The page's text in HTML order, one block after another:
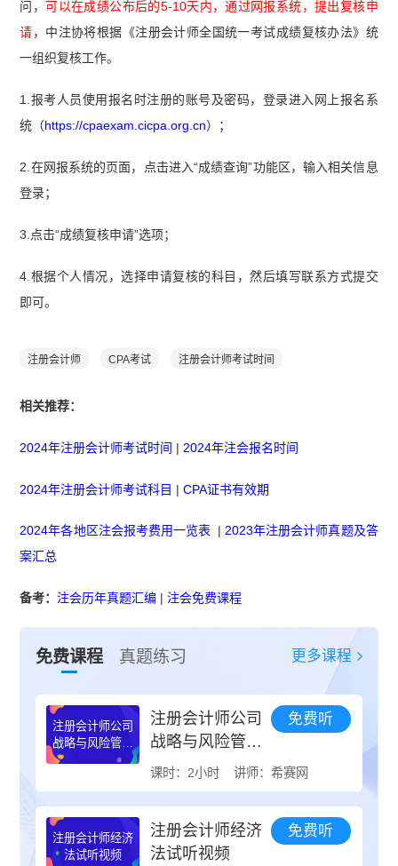
问，可以在成绩公布后的5-10天内，通过网报系统，提出复核申
请，中注协将根据《注册会计师全国统一考试成绩复核办法》统
一组织复核工作。
1.报考人员使用报名时注册的账号及密码，登录进入网上报名系
统（https://cpaexam.cicpa.org.cn）；
2.在网报系统的页面，点击进入“成绩查询”功能区，输入相关信息
登录；
3.点击“成绩复核申请”选项；
4.根据个人情况，选择申请复核的科目，然后填写联系方式提交
即可。
注册会计师 CPA考试 注册会计师考试时间
相关推荐：
2024年注册会计师考试时间 | 2024年注会报名时间
2024年注册会计师考试科目 |CPA证书有效期
2024年各地区注会报考费用一览表 |2023年注册会计师真题及答
案汇总
备考： 注会历年真题汇编 | 注会免费课程
免费课程 真题练习 更多课程
注册会计师公司
战略与风险管理
注册会计师公司
战略与风险管理
试听视频
免费听
课时：2小时 讲师：希赛网
注册会计师经济
法试听视频
注册会计师经济
法试听视频
免费听